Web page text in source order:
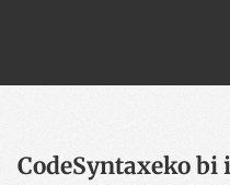
CodeSyntaxeko